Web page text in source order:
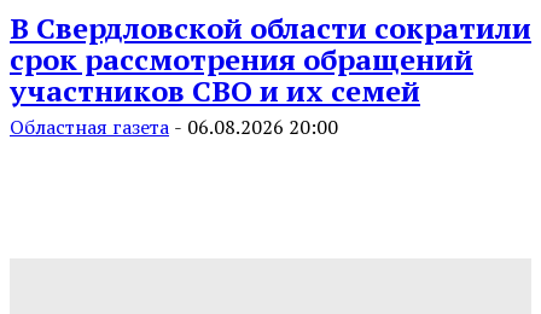
В Свердловской области сократили
срок рассмотрения обращений
участников СВО и их семей
Областная газета - 06.08.2026 20:00